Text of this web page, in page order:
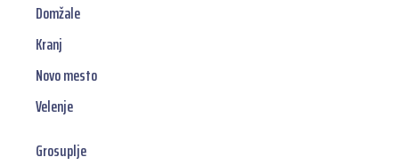
Domžale
Kranj
Novo mesto
Velenje
Grosuplje